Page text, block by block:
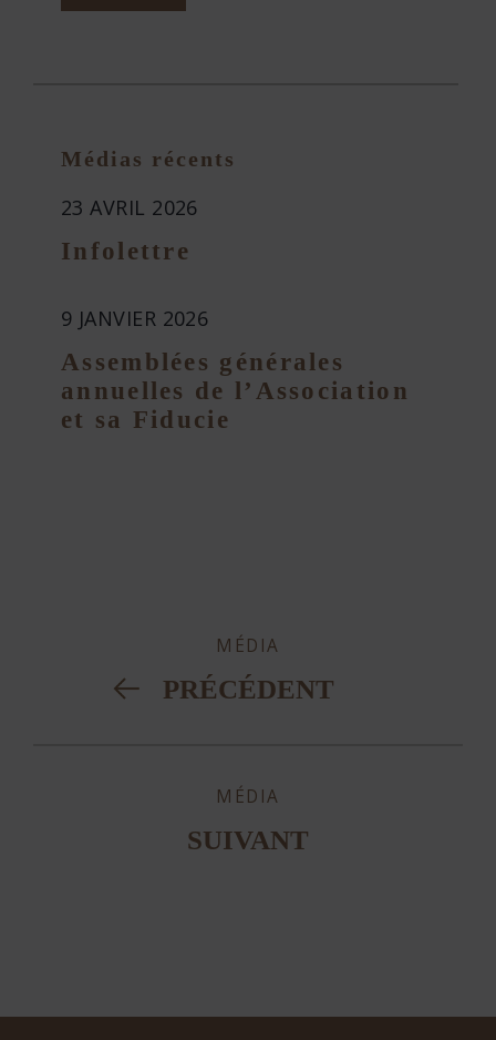
Médias récents
23 AVRIL 2026
Infolettre
9 JANVIER 2026
Assemblées générales
annuelles de l’Association
et sa Fiducie
MÉDIA
PRÉCÉDENT
MÉDIA
SUIVANT